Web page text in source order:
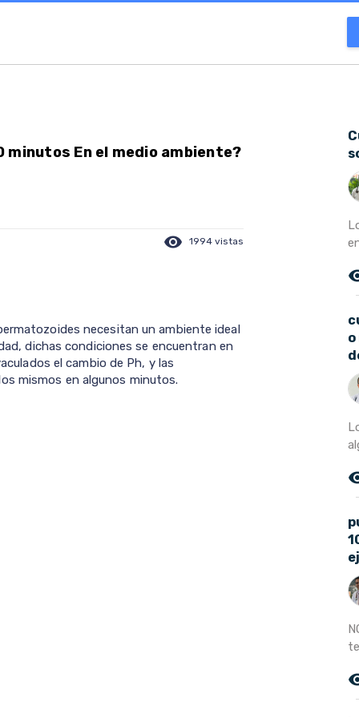
minutos En el medio ambiente?
visibility 1994 vistas
necesitan un ambiente ideal
dichas condiciones se encuentran en
el cambio de Ph, y las
mismos en algunos minutos.